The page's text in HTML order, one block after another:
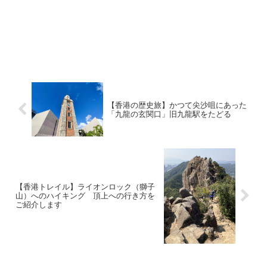
【香港の歴史旅】かつて尖沙咀にあった
「九龍の玄関口」旧九龍駅をたどる
【香港トレイル】ライオンロック（獅子
山）へのハイキング 頂上への行き方を
ご紹介します